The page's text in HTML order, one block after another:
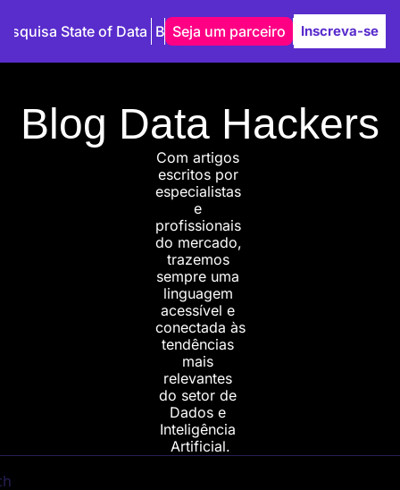
State of Data Blog Autores
Seja um parceiro Inscreva-se
Blog Data Hackers
Com artigos
escritos por
especialistas
e
profissionais
do mercado,
trazemos
sempre uma
linguagem
acessível e
conectada às
tendências
mais
relevantes
do setor de
Dados e
Inteligência
Artificial.